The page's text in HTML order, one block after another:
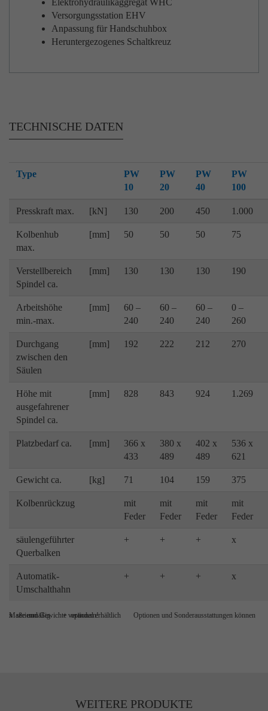
Elektrohydraulikaggregat WHC
Versorgungsstation EHV
Anpassung für Handschuhbox
Heruntergezogenes Schaltkreuz
TECHNISCHE DATEN
Type
PW
10
PW
20
PW
40
PW
100
Presskraft max. [kN] 130 200 450 1.000
Kolbenhub
max.
[mm] 50 50 50 75
Verstellbereich
Spindel ca.
[mm] 130 130 130 190
Arbeitshöhe
min.-max.
[mm]
60 –
240
60 –
240
60 –
240
0 –
260
Durchgang
zwischen den
Säulen
[mm] 192 222 212 270
Höhe mit
ausgefahrener
Spindel ca.
[mm] 828 843 924 1.269
Platzbedarf ca. [mm]
366 x
433
380 x
489
402 x
489
536 x
621
Gewicht ca. [kg] 71 104 159 375
Kolbenrückzug
mit
Feder
mit
Feder
mit
Feder
mit
Feder
säulengeführter
Querbalken
+ + + x
Automatik-
Umschalthahn
+ + + x
x serienmäßig + optional erhältlich Optionen und Sonderausstattungen können Maße und Gewichte verändern!
WEITERE PRODUKTE